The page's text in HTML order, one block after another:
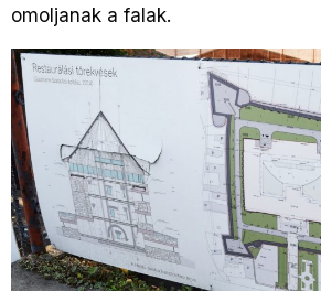
omoljanak a falak.